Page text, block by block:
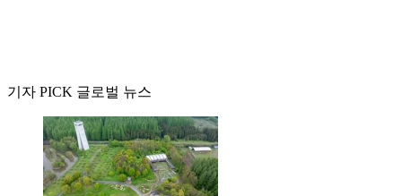
기자 PICK 글로벌 뉴스